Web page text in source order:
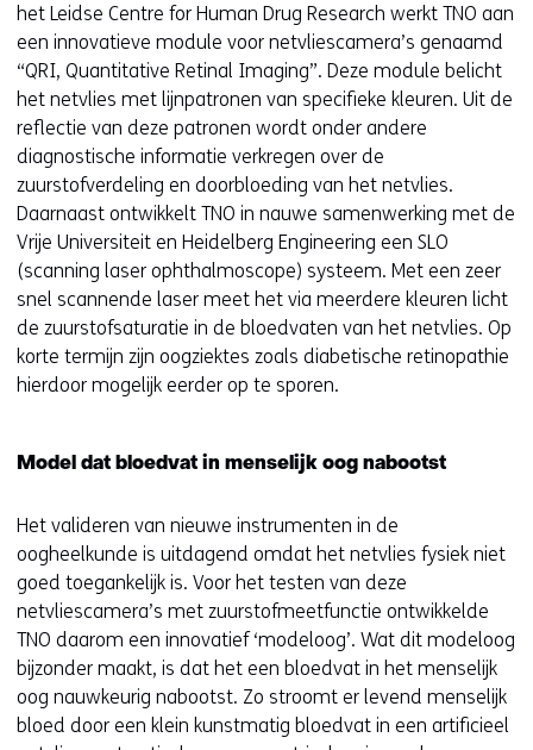
het Leidse Centre for Human Drug Research werkt TNO aan
een innovatieve module voor netvliescamera’s genaamd
“QRI, Quantitative Retinal Imaging”. Deze module belicht
het netvlies met lijnpatronen van specifieke kleuren. Uit de
reflectie van deze patronen wordt onder andere
diagnostische informatie verkregen over de
zuurstofverdeling en doorbloeding van het netvlies.
Daarnaast ontwikkelt TNO in nauwe samenwerking met de
Vrije Universiteit en Heidelberg Engineering een SLO
(scanning laser ophthalmoscope) systeem. Met een zeer
snel scannende laser meet het via meerdere kleuren licht
de zuurstofsaturatie in de bloedvaten van het netvlies. Op
korte termijn zijn oogziektes zoals diabetische retinopathie
hierdoor mogelijk eerder op te sporen.
Model dat bloedvat in menselijk oog nabootst
Het valideren van nieuwe instrumenten in de
oogheelkunde is uitdagend omdat het netvlies fysiek niet
goed toegankelijk is. Voor het testen van deze
netvliescamera’s met zuurstofmeetfunctie ontwikkelde
TNO daarom een innovatief ‘modeloog’. Wat dit modeloog
bijzonder maakt, is dat het een bloedvat in het menselijk
oog nauwkeurig nabootst. Zo stroomt er levend menselijk
bloed door een klein kunstmatig bloedvat in een artificieel